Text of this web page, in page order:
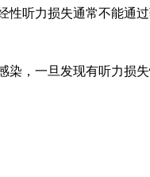
听力损失通常不能通
，一旦发现有听力损